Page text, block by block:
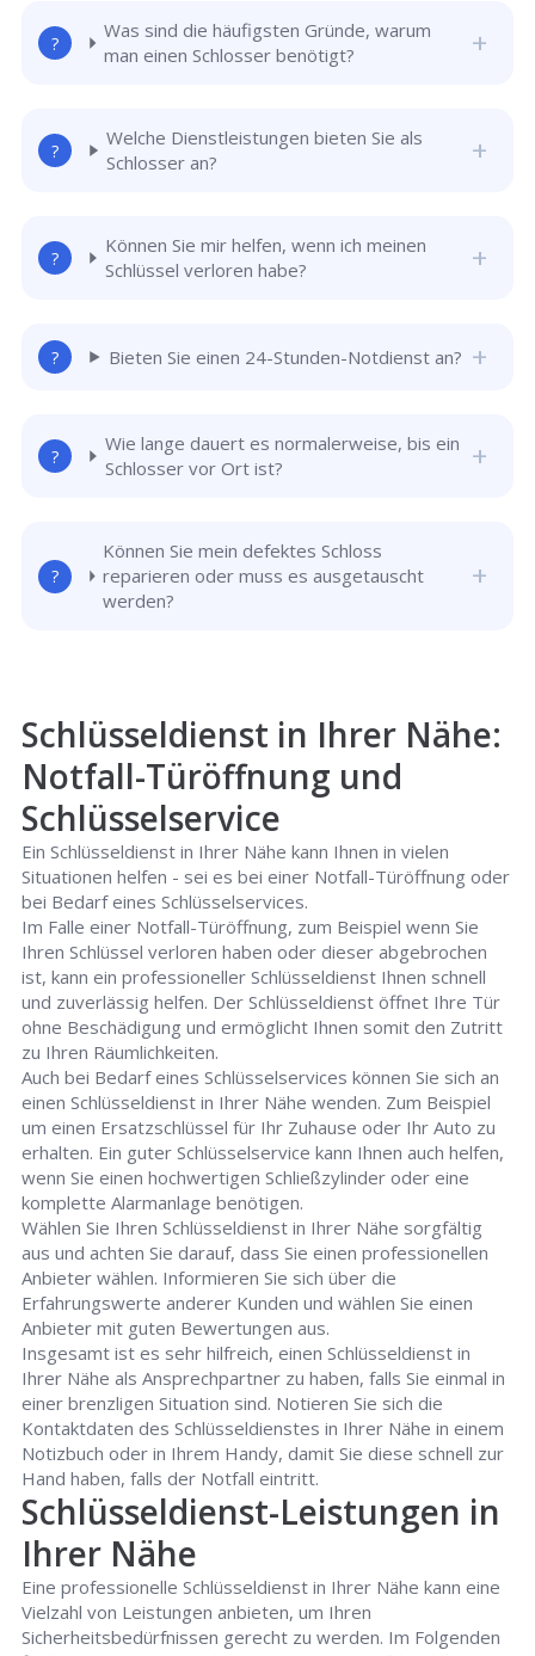
Was sind die häufigsten Gründe, warum
man einen Schlosser benötigt?
Welche Dienstleistungen bieten Sie als
Schlosser an?
Können Sie mir helfen, wenn ich meinen
Schlüssel verloren habe?
Bieten Sie einen 24-Stunden-Notdienst an?
Wie lange dauert es normalerweise, bis ein
Schlosser vor Ort ist?
Können Sie mein defektes Schloss
reparieren oder muss es ausgetauscht
werden?
Schlüsseldienst in Ihrer Nähe:
Notfall-Türöffnung und
Schlüsselservice
Ein Schlüsseldienst in Ihrer Nähe kann Ihnen in vielen
Situationen helfen - sei es bei einer Notfall-Türöffnung oder
bei Bedarf eines Schlüsselservices.
Im Falle einer Notfall-Türöffnung, zum Beispiel wenn Sie
Ihren Schlüssel verloren haben oder dieser abgebrochen
ist, kann ein professioneller Schlüsseldienst Ihnen schnell
und zuverlässig helfen. Der Schlüsseldienst öffnet Ihre Tür
ohne Beschädigung und ermöglicht Ihnen somit den Zutritt
zu Ihren Räumlichkeiten.
Auch bei Bedarf eines Schlüsselservices können Sie sich an
einen Schlüsseldienst in Ihrer Nähe wenden. Zum Beispiel
um einen Ersatzschlüssel für Ihr Zuhause oder Ihr Auto zu
erhalten. Ein guter Schlüsselservice kann Ihnen auch helfen,
wenn Sie einen hochwertigen Schließzylinder oder eine
komplette Alarmanlage benötigen.
Wählen Sie Ihren Schlüsseldienst in Ihrer Nähe sorgfältig
aus und achten Sie darauf, dass Sie einen professionellen
Anbieter wählen. Informieren Sie sich über die
Erfahrungswerte anderer Kunden und wählen Sie einen
Anbieter mit guten Bewertungen aus.
Insgesamt ist es sehr hilfreich, einen Schlüsseldienst in
Ihrer Nähe als Ansprechpartner zu haben, falls Sie einmal in
einer brenzligen Situation sind. Notieren Sie sich die
Kontaktdaten des Schlüsseldienstes in Ihrer Nähe in einem
Notizbuch oder in Ihrem Handy, damit Sie diese schnell zur
Hand haben, falls der Notfall eintritt.
Schlüsseldienst-Leistungen in
Ihrer Nähe
Eine professionelle Schlüsseldienst in Ihrer Nähe kann eine
Vielzahl von Leistungen anbieten, um Ihren
Sicherheitsbedürfnissen gerecht zu werden. Im Folgenden